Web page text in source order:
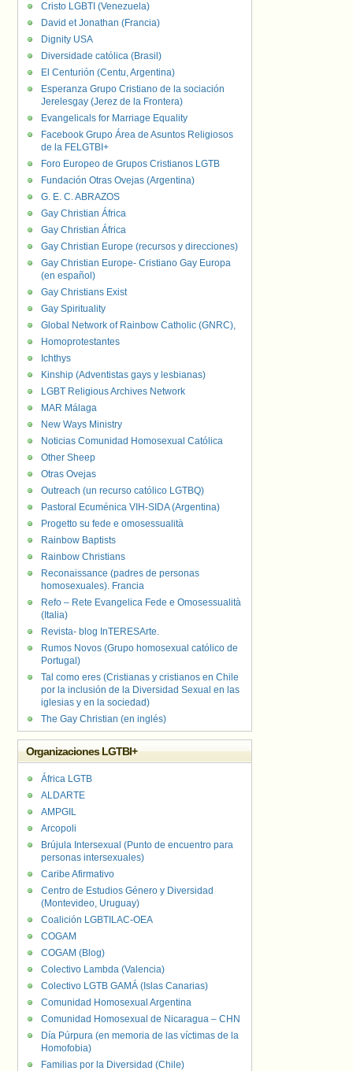
Cristo LGBTI (Venezuela)
David et Jonathan (Francia)
Dignity USA
Diversidade católica (Brasil)
El Centurión (Centu, Argentina)
Esperanza Grupo Cristiano de la sociación
Jerelesgay (Jerez de la Frontera)
Evangelicals for Marriage Equality
Facebook Grupo Área de Asuntos Religiosos
de la FELGTBI+
Foro Europeo de Grupos Cristianos LGTB
Fundación Otras Ovejas (Argentina)
G. E. C. ABRAZOS
Gay Christian África
Gay Christian África
Gay Christian Europe (recursos y direcciones)
Gay Christian Europe- Cristiano Gay Europa
(en español)
Gay Christians Exist
Gay Spirituality
Global Network of Rainbow Catholic (GNRC),
Homoprotestantes
Ichthys
Kinship (Adventistas gays y lesbianas)
LGBT Religious Archives Network
MAR Málaga
New Ways Ministry
Noticias Comunidad Homosexual Católica
Other Sheep
Otras Ovejas
Outreach (un recurso católico LGTBQ)
Pastoral Ecuménica VIH-SIDA (Argentina)
Progetto su fede e omosessualità
Rainbow Baptists
Rainbow Christians
Reconaissance (padres de personas
homosexuales). Francia
Refo – Rete Evangelica Fede e Omosessualità
(Italia)
Revista- blog InTERESArte.
Rumos Novos (Grupo homosexual católico de
Portugal)
Tal como eres (Cristianas y cristianos en Chile
por la inclusión de la Diversidad Sexual en las
iglesias y en la sociedad)
The Gay Christian (en inglés)
Organizaciones LGTBI+
África LGTB
ALDARTE
AMPGIL
Arcopoli
Brújula Intersexual (Punto de encuentro para
personas intersexuales)
Caribe Afirmativo
Centro de Estudios Género y Diversidad
(Montevideo, Uruguay)
Coalición LGBTILAC-OEA
COGAM
COGAM (Blog)
Colectivo Lambda (Valencia)
Colectivo LGTB GAMÁ (Islas Canarias)
Comunidad Homosexual Argentina
Comunidad Homosexual de Nicaragua – CHN
Día Púrpura (en memoria de las víctimas de la
Homofobia)
Familias por la Diversidad (Chile)